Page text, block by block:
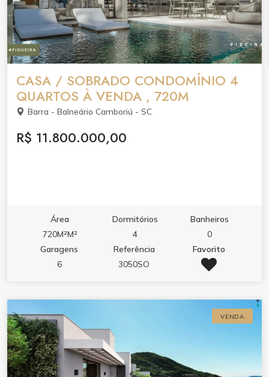
CASA / SOBRADO CONDOMÍNIO 4
QUARTOS À VENDA , 720M
Barra - Balneário Camboriú - SC
R$ 11.800.000,00
Área
720M²M²
Dormitórios
4
Banheiros
0
Garagens
6
Referência
3050SO
Favorito
VENDA